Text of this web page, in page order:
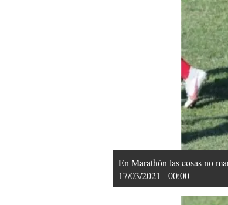
En Marathón las cosas no
17/03/2021 - 00:00